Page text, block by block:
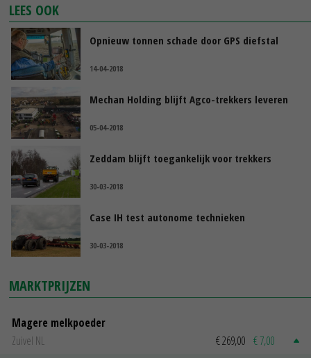
LEES OOK
Opnieuw tonnen schade door GPS diefstal
14-04-2018
Mechan Holding blijft Agco-trekkers leveren
05-04-2018
Zeddam blijft toegankelijk voor trekkers
30-03-2018
Case IH test autonome technieken
30-03-2018
MARKTPRIJZEN
Magere melkpoeder
Zuivel NL
€ 269,00 € 7,00